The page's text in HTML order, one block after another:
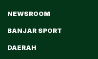
NEWSROOM
BANJAR SPORT
DAERAH